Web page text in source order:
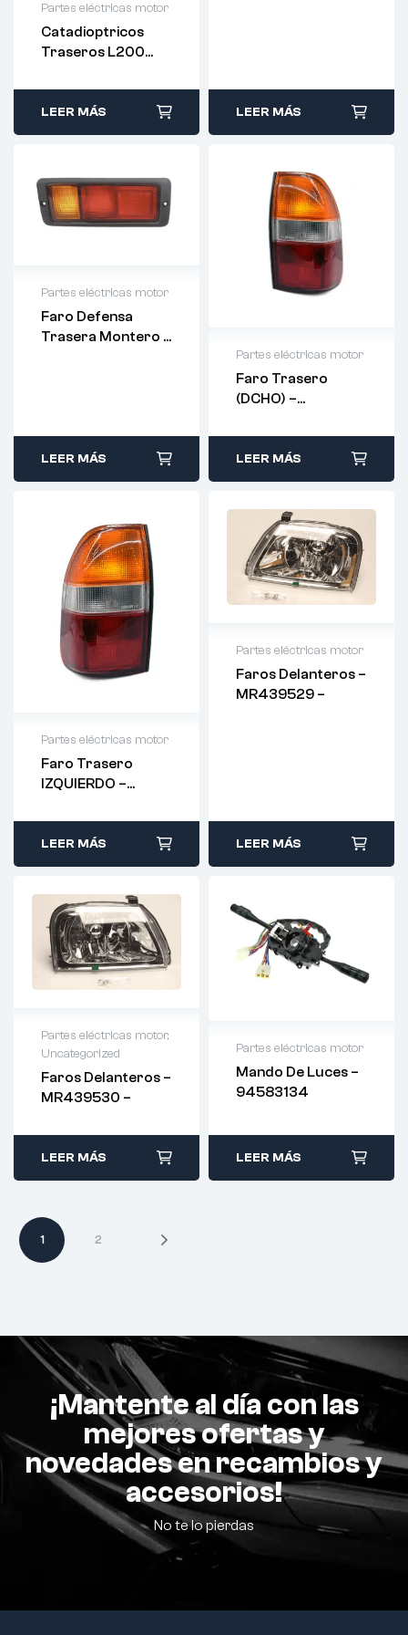
Partes eléctricas motor
Catadioptricos
Traseros L200
– 8355A016 (PAR)
LEER MÁS LEER MÁS
Partes eléctricas motor
Faro Defensa
Trasera Montero –
LEER MÁS
Partes eléctricas motor
Faro Trasero
(DCHO) –
LEER MÁS
Partes eléctricas motor
Faro Trasero
IZQUIERDO –
LEER MÁS
Partes eléctricas motor
Faros Delanteros –
MR439529 –
LEER MÁS
Partes eléctricas motor,
Uncategorized
Faros Delanteros –
MR439530 –
LEER MÁS
Partes eléctricas motor
Mando De Luces –
94583134
LEER MÁS
1 2
¡Mantente al día con las
mejores ofertas y
novedades en recambios y
accesorios!
No te lo pierdas